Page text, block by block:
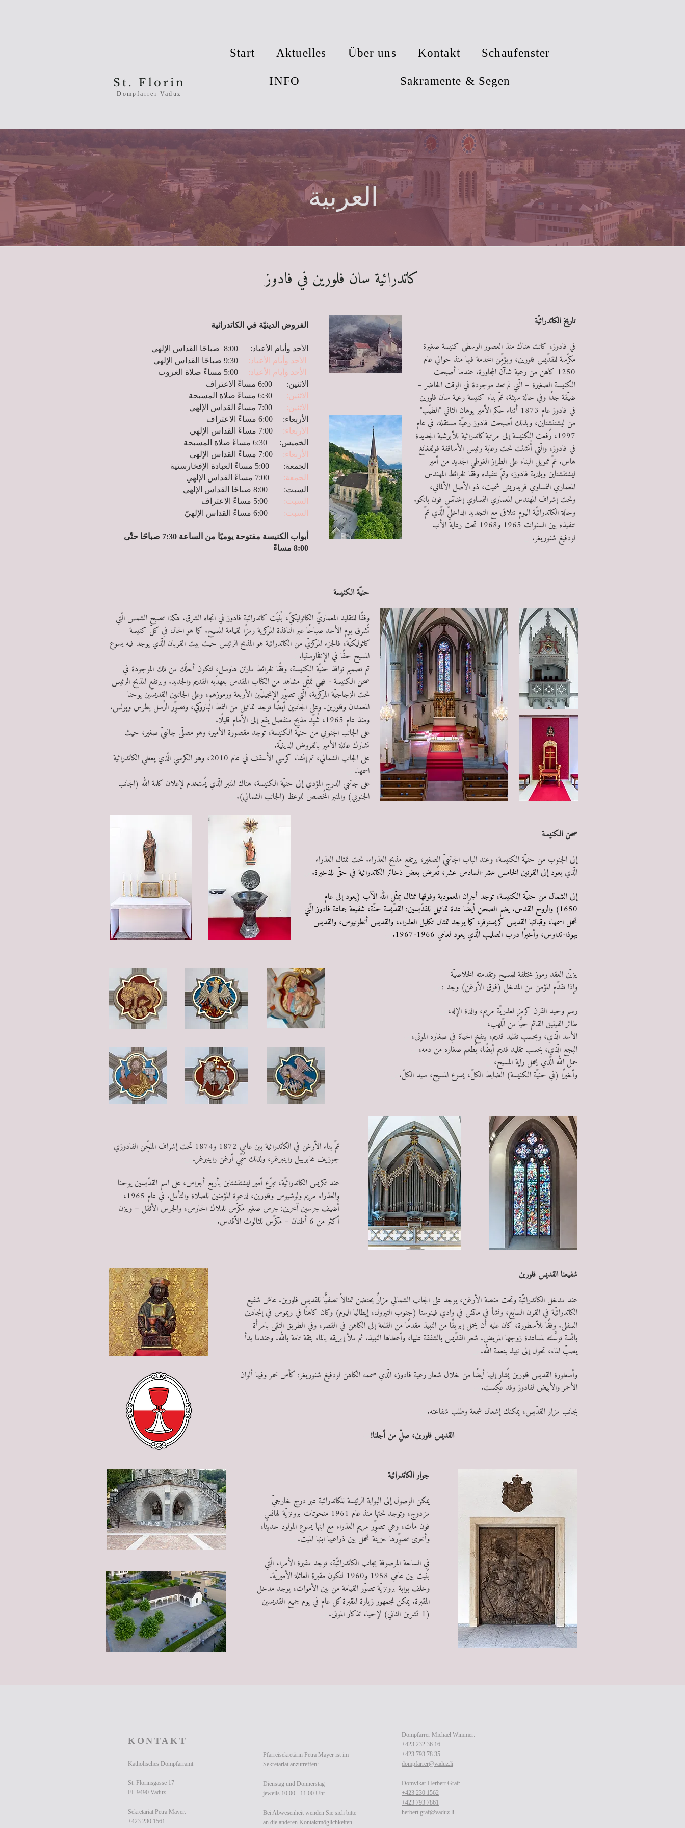
St. Florin
Dompfarrei Vaduz
Start Aktuelles Über uns Kontakt Schaufenster
INFO Sakramente & Segen
العربية
كاتدرائية سان فلورين في فادوز
الفروض الدينيّة في الكاتدرائية
الأحد وأيام الأعياد: 8:00 صباحًا القداس الإلهي
الأحد وأيام الأعياد:
الأحد وأيام الأعياد:
الاثنين: 6:00 مساءً الاعتراف
الاثنين:
الاثنين:
الأربعاء: 6:00 مساءً الاعتراف
الأربعاء:
الخميس: 6:30 مساءً صلاة المسبحة
الأربعاء:
الجمعة: 5:00 مساءً العبادة الإفخارستية
الجمعة:
السبت: 8:00 صباحًا القداس الإلهي
السبت:
السبت:
أبواب الكنيسة مفتوحة يوميًا من الساعة 7:30 صباحًا حتّى
8:00 مساءً
تاريخ الكاتدرائيّة
في فادوز، كانت هناك منذ العصور الوسطى كنيسة صغيرة
مكرّسة للقدّيس فلورين، ويؤمِّن الخدمة فيها منذ حوالي عام
1250 كاهن من رعية شاآن المجاورة. عندما أصبحت
الكنيسة الصغيرة – الّتي لم تعد موجودة في الوقت الحاضر –
ضيّقة جدًا وفي حالة سيئة، تمّ بناء كنيسة رعية سان فلورين
في فادوز عام 1873 أثناء حكم الأمير يوهان الثاني "الطيّب"
من ليشتنشتاين، وبذلك أصبحت فادوز رعيّة مستقلة. في عام
1997، رُفعت الكنيسة إلى مرتبة كاتدرائية للأبرشية الجديدة
في فادوز، والّتي أُنشئت تحت رعاية رئيس الأساقفة فولفغانغ
هاس. تمّ تمويل البناء على الطراز الغوطي الجديد من أمير
ليشتنشتاين وبلدية فادوز، وتمّ تنفيذه وفقًا لخرائط المهندس
المعماري النمساوي فريدريش شميت، ذو الأصل الألماني،
وتحت إشراف المهندس المعماري النمساوي إغناتس فون بانكو.
وحالة الكاتدرائيّة اليوم تتلاقى مع التجديد الداخليّ الّذي تمّ
تنفيذه بين السنوات 1965 و1968 تحت رعاية الأب
لودفيغ شنوريغر.
حنيّة الكنيسة
وفقًا للتقليد المعماريّ الكاثوليكيّ، بُنيَت كاتدرائية فادوز في اتجاه الشرق. هكذا تصبح الشمس الّتي
تُشرق يوم الأحد صباحًا عبر النافذة المركزية رمزًا لقيامة المسيح. كما هو الحال في كلّ كنيسة
كاثوليكيّة، فالجزء المركزيّ من الكاتدرائية هو المذبح الرئيس حيث بيت القربان الّذي يوجد فيه يسوع
المسيح حقًا في الإفخارستيا.
تم تصميم نوافذ حنيّة الكنيسة، وفقًا لخرائط مارتن هاوسل، لتكون أحلَك من تلك الموجودة في
صحن الكنيسة - فهي تمثِّل مشاهد من الكتاب المقدس بعهدَيه القديم والجديد. ويرتفع المذبح الرئيس
تحت الزجاجيّة المركزية، الّتي تصوِّر الإنجيليّين الأربعة ورموزهم، وعلى الجانبين القديسَين يوحنا
المعمدان وفلورين. وعلى الجانبين أيضًا توجد تماثيل من النمط الباروكي، وتصوِّر الرُسل بطرس وبولس.
ومنذ عام 1965، شُيِّد مذبح منفصل يقع إلى الأمام قليلًا.​
على الجانب الجنوبي من حنيّة الكنيسة، توجد مقصورة الأمير، وهو مصلّى جانبيّ صغير، حيث
تشارك عائلة الأمير بالفروض الدينيّة.
على الجانب الشمالي، تم إنشاء كرسي الأسقف في عام 2010، وهو الكرسي الّذي يعطي الكاتدرائية
اسمها.
على جانبي الدرج المؤدي إلى حنيّة الكنيسة، هناك المنبر الّذي يُستخدم لإعلان كلمة الله (الجانب
الجنوبي) والمنبر المُخصص للوعظ (الجانب الشمالي).
صحن الكنيسة
إلى الجنوب من حنيّة الكنيسة، وعند الباب الجانبيّ الصغير، يرتفع مذبح العذراء. تحت تمثال العذراء
الّذي يعود إلى القرنين الخامس عشر-السادس عشر، تُعرض بعض ذخائر الكاتدرائية في حقّ للذخيرة.
إلى الشمال من حنيّة الكنيسة، توجد أجران المعمودية وفوقها تمثال يمثّل الله الآب (يعود إلى عام
1650) والروح القدس. يضم الصحن أيضًا عدة تماثيل للقدّيسين: القدّيسة حنّة، شفيعة جماعة فادوز الّتي
تحمل اسمها، وقبالتها القديس كريستوفر، كما يوجد تمثال تكليل العذراء، والقديس أنطونيوس، والقديس
يهوذا-تداوس، وأخيرًا درب الصليب الّذي يعود لعامي 1966-1967.
يزيّن العقد رموز مختلفة للمسيح وتقدمته الخلاصيّة
وإذا تقدّم المؤمن من المدخل (فوق الأرغن) وجد :
رسم وحيد القرن كرمز لعذريّة مريم، والدة الإله،
طائر الفينيق القائم حيًّا من الّلهب،
الأسد الّذي، وبحسب تقليد قديم، ينفخ الحياة في صغاره الموتى،
البجع الّذي، بحسب تقليد قديم أيضًا، يُطعم صغاره من دمه،
حمل الله الّذي يحمل راية المسيح،
وأخيرًا (في حنيّة الكنيسة) الضابط الكلّ، يسوع المسيح، سيد الكلّ.
تمّ بناء الأرغن في الكاتدرائية بين عامي 1872 و1874 تحت إشراف الملحِّن الفادوزي
جوزيف غابرييل راينبرغر، ولذلك سُمِّي أرغن راينبرغر.
عند تكريس الكاتدرائيّة، تبرّع أمير ليشتنشتاين بأربع أجراس، على اسم القدّيسين يوحنا
والعذراء مريم ولوشيوس وفلورين، لدعوة المؤمنين للصلاة والتأمل. في عام 1965،
أُضيف جرسين آخرين: جرس صغير مكرّس للملاك الحارس، والجرس الأثقل – ويزن
أكثر من 6 أطنان – مكرّس للثالوث الأقدس.
شفيعنا القديس فلورين
عند مدخل الكاتدرائيّة وتحت منصة الأرغن، يوجد على الجانب الشمالي مزارٌ يحتضن تمثالاً نصفيًّا للقديس فلورين. عاش شفيع
الكاتدرائيّة في القرن السابع، ونشأ في ماتش في وادي فينوستا (جنوب التيرول، إيطاليا اليوم) وكان كاهنًا في ريموس في إنجادين
السفلى. وفقًا للأسطورة، كان عليه أن يحمل إبريقًا من النبيذ مقدمًا من القلعة إلى الكاهن في القصر، وفي الطريق التقى بامرأة
بائسة توسَّلته لمساعدة زوجها المريض. شعر القدّيس بالشفقة عليها، وأعطاها النبيذ. ثم ملأ إبريقه بالماء بثقة تامة بالله. وعندما بدأ
يصبّ الماء، تحول إلى نبيذ بنعمة الله.
وأسطورة القديس فلورين يُشار إليها أيضًا من خلال شعار رعية فادوز، الّذي صممه الكاهن لودفيغ شنوريغر: كأس خمر وفيها ألوان
الأحمر والأبيض لفادوز وقد عُكِست.
بجانب مزار القدّيس، يمكنك إشعال شمعة وطلب شفاعته.
القديس فلورين، صلِّ من أجلنا!
جوار الكاتدرائية
يمكن الوصول إلى البوابة الرئيسة للكاتدرائية عبر درج خارجيّ
مزدوج، وتوجد تحتها منذ عام 1961 منحوتات برونزيّة لهانس
فون مات، وهي تصوِّر مريم العذراء مع ابنها يسوع المولود حديثًا،
وأخرى تصوِّرها حزينة تحمل بين ذراعيها ابنها الميت.
في الساحة المرصوفة بجانب الكاتدرائيّة، توجد مقبرة الأمراء الّتي
بُنيت بين عامي 1958 و1960 لتكون مقبرة العائلة الأميريّة.
وخلف بوابة برونزيّة تصوّر القيامة من بين الأموات، يوجد مدخل
المقبرة. يمكن للجمهور زيارة المقبرة كل عام في يوم جميع القديسين
(1 تشرين الثاني) لإحياء تذكار الموتى.
KONTAKT
Katholisches Dompfarramt
St. Florinsgasse 17
FL 9490 Vaduz
Sekretariat Petra Mayer:
+423 230 1561
Pfarreisekretärin Petra Mayer ist im
Sekretariat anzutreffen:
Dienstag und Donnerstag
jeweils 10.00 - 11.00 Uhr.
Bei Abwesenheit wenden Sie sich bitte
an die anderen Kontaktmöglichkeiten.
Dompfarrer Michael Wimmer:
+423 232 36 16
+423 793 78 35
dompfarrer@vaduz.li
Domvikar Herbert Graf:
+423 230 1562
+423 793 7861
herbert.graf@vaduz.li